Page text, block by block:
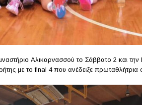
Αλικαρνασσού το Σάββατο 2 και
με το final 4 που ανέδειξε